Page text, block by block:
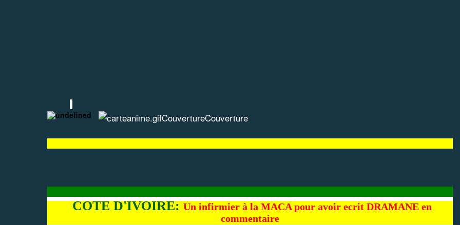
CouvertureCouverture
COTE D'IVOIRE: Un infirmier à la MACA pour avoir ecrit DRAMANE en
commentaire